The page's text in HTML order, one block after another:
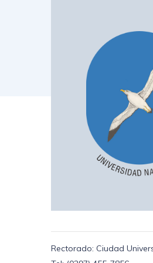
Rectorado: Ciudad